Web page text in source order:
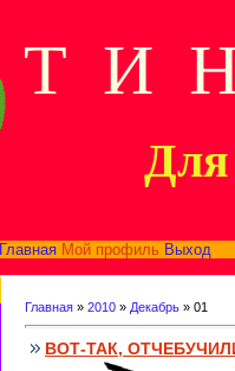
Т И
Для
Главная Мой профиль Выход
Главная » 2010 » Декабрь » 01
ВОТ-ТАК,